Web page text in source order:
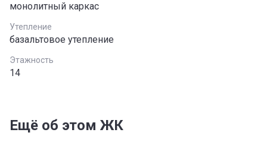
монолитный каркаc
Утепление
базальтовое утепление
Этажность
14
Ещё об этом ЖК